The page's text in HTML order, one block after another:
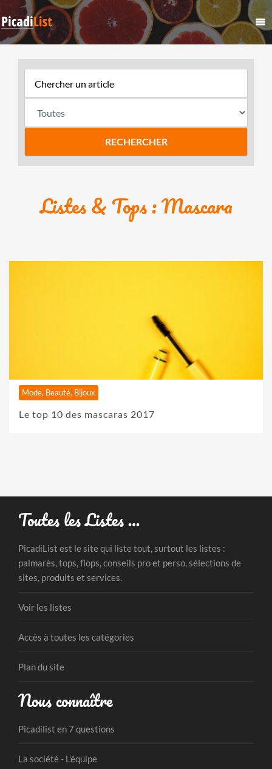
Listes & Tops : Mascara
Mode, Beauté, Bijoux
Le top 10 des mascaras 2017
Toutes les Listes …
PicadiList est le site qui liste tout, surtout les listes :
palmarès, tops, flops, conseils pro et perso, sélections de
sites, produits et services.
Voir les listes
Accès à toutes les catégories
Plan du site
Nous connaître
Picadilist en 7 questions
La société - L'équipe